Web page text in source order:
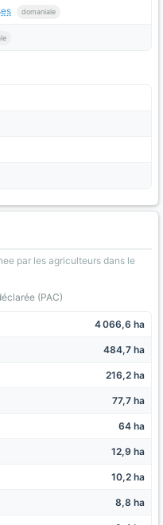
domaniale
par les agriculteurs dans le
(PAC)
4 066,6 ha
484,7 ha
216,2 ha
77,7 ha
64 ha
12,9 ha
10,2 ha
8,8 ha